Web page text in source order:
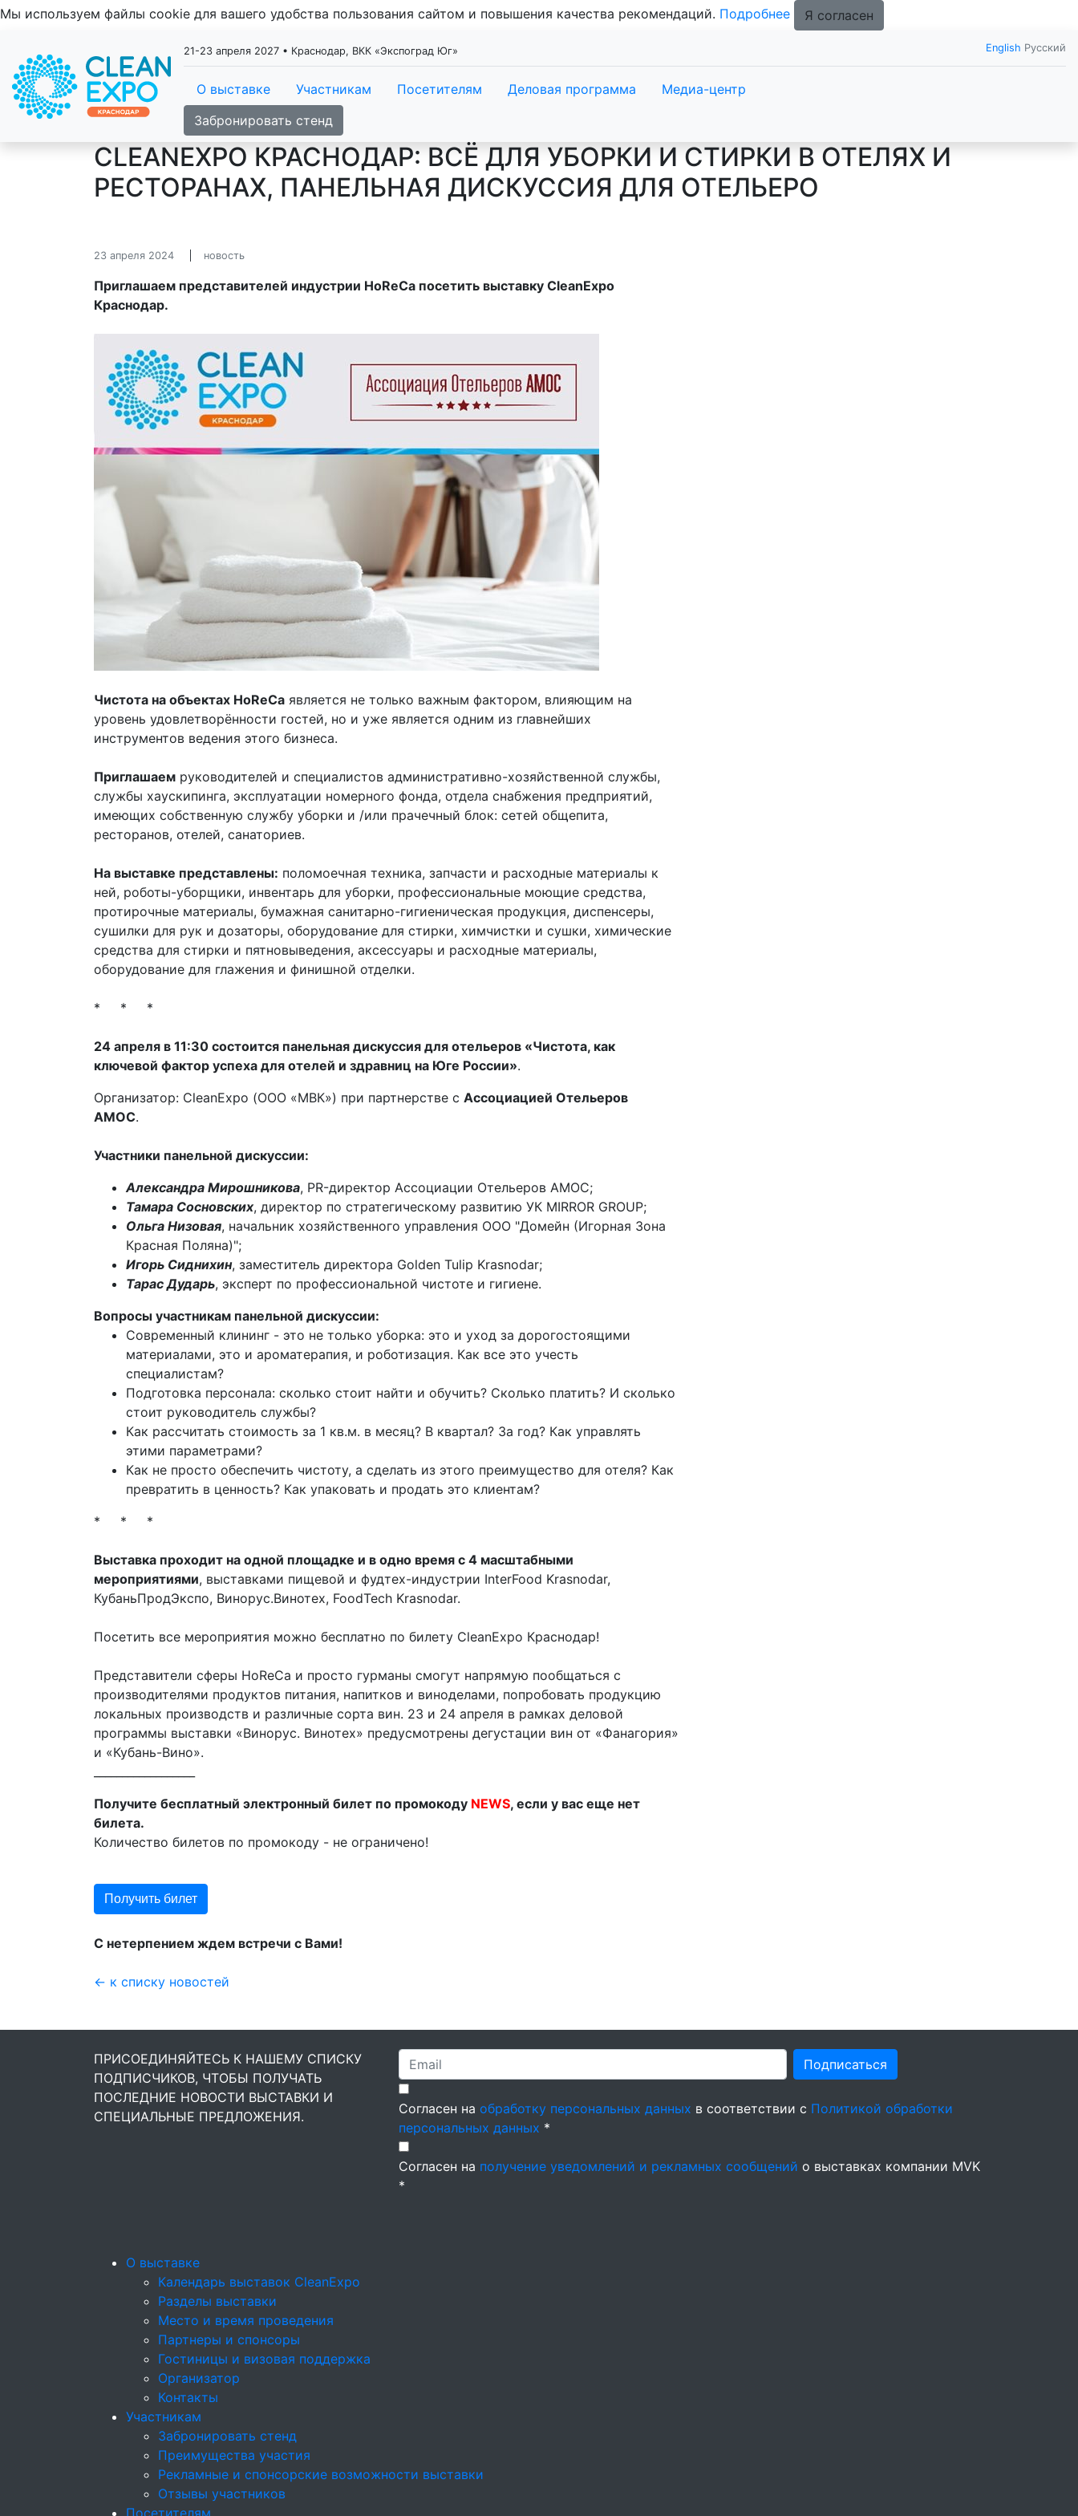
Мы используем файлы cookie для вашего удобства пользования сайтом и повышения качества рекомендаций. Подробнее Я согласен
21-23 апреля 2027 • Краснодар, ВКК «Экспоград Юг» English Русский
О выставке Участникам Посетителям Деловая программа
Медиа-центр
Забронировать стенд
CLEANEXPO КРАСНОДАР: ВСЁ ДЛЯ УБОРКИ И СТИРКИ В ОТЕЛЯХ И
РЕСТОРАНАХ, ПАНЕЛЬНАЯ ДИСКУССИЯ ДЛЯ ОТЕЛЬЕРО
23 апреля 2024 новость
Приглашаем представителей индустрии HoReCa посетить выставку CleanExpo
Краснодар.
Чистота на объектах HoReCa является не только важным фактором, влияющим на
уровень удовлетворённости гостей, но и уже является одним из главнейших
инструментов ведения этого бизнеса.
Приглашаем руководителей и специалистов административно-хозяйственной службы,
службы хаускипинга, эксплуатации номерного фонда, отдела снабжения предприятий,
имеющих собственную службу уборки и /или прачечный блок: сетей общепита,
ресторанов, отелей, санаториев.
На выставке представлены: поломоечная техника, запчасти и расходные материалы к
ней, роботы-уборщики, инвентарь для уборки, профессиональные моющие средства,
протирочные материалы, бумажная санитарно-гигиеническая продукция, диспенсеры,
сушилки для рук и дозаторы, оборудование для стирки, химчистки и сушки, химические
средства для стирки и пятновыведения, аксессуары и расходные материалы,
оборудование для глажения и финишной отделки.
* * *
24 апреля в 11:30 состоится панельная дискуссия для отельеров «Чистота, как
ключевой фактор успеха для отелей и здравниц на Юге России».
Организатор: CleanExpo (ООО «МВК») при партнерстве с Ассоциацией Отельеров
АМОС.
Участники панельной дискуссии:
Александра Мирошникова, PR-директор Ассоциации Отельеров АМОС;
Тамара Сосновских, директор по стратегическому развитию УК MIRROR GROUP;
Ольга Низовая, начальник хозяйственного управления ООО "Домейн (Игорная Зона
Красная Поляна)";
Игорь Сиднихин, заместитель директора Golden Tulip Krasnodar;
Тарас Дударь, эксперт по профессиональной чистоте и гигиене.
Вопросы участникам панельной дискуссии:
Современный клининг - это не только уборка: это и уход за дорогостоящими
материалами, это и ароматерапия, и роботизация. Как все это учесть
специалистам?
Подготовка персонала: сколько стоит найти и обучить? Сколько платить? И сколько
стоит руководитель службы?
Как рассчитать стоимость за 1 кв.м. в месяц? В квартал? За год? Как управлять
этими параметрами?
Как не просто обеспечить чистоту, а сделать из этого преимущество для отеля? Как
превратить в ценность? Как упаковать и продать это клиентам?
* * *
Выставка проходит на одной площадке и в одно время с 4 масштабными
мероприятиями, выставками пищевой и фудтех-индустрии InterFood Krasnodar,
КубаньПродЭкспо, Винорус.Винотех, FoodTech Krasnodar.
Посетить все мероприятия можно бесплатно по билету CleаnExpo Краснодар!
Представители сферы HoReCa и просто гурманы смогут напрямую пообщаться с
производителями продуктов питания, напитков и виноделами, попробовать продукцию
локальных производств и различные сорта вин. 23 и 24 апреля в рамках деловой
программы выставки «Винорус. Винотех» предусмотрены дегустации вин от «Фанагория»
и «Кубань-Вино».
Получите бесплатный электронный билет по промокоду NEWS, если у вас еще нет
билета.
Количество билетов по промокоду - не ограничено!
Получить билет
С нетерпением ждем встречи с Вами!
← к списку новостей
ПРИСОЕДИНЯЙТЕСЬ К НАШЕМУ СПИСКУ
ПОДПИСЧИКОВ, ЧТОБЫ ПОЛУЧАТЬ
ПОСЛЕДНИЕ НОВОСТИ ВЫСТАВКИ И
СПЕЦИАЛЬНЫЕ ПРЕДЛОЖЕНИЯ.
Подписаться
Согласен на обработку персональных данных в соответствии с Политикой обработки
персональных данных *
Согласен на получение уведомлений и рекламных сообщений о выставках компании MVK
*
О выставке
Календарь выставок CleanExpo
Разделы выставки
Место и время проведения
Партнеры и спонсоры
Гостиницы и визовая поддержка
Организатор
Контакты
Участникам
Забронировать стенд
Преимущества участия
Рекламные и спонсорские возможности выставки
Отзывы участников
Посетителям